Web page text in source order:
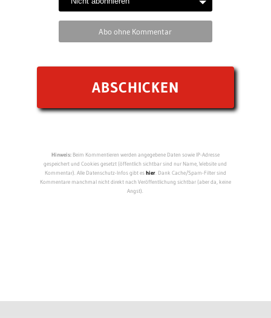
Abo ohne Kommentar
Hinweis:Beim Kommentieren werden angegebene Daten sowie IP-Adresse
gespeichert und Cookies gesetzt (öffentlich sichtbar sind nur Name, Website und
Kommentar). Alle Datenschutz-Infos gibt eshier. Dank Cache/Spam-Filter sind
Kommentare manchmal nicht direkt nach Veröffentlichung sichtbar (aber da, keine
Angst).